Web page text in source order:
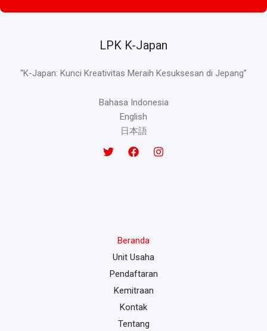
LPK K-Japan
“K-Japan: Kunci Kreativitas Meraih Kesuksesan di Jepang”
Bahasa Indonesia
English
日本語
Beranda
Unit Usaha
Pendaftaran
Kemitraan
Kontak
Tentang